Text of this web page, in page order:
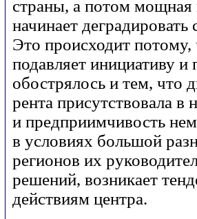
страны, а потом мощная
начинает
Это происходит
подавляет инициативу
обострялось и тем, что
рента присутствовала в
и предприимчивость
в условиях большой
регионов их
решений, возникает
действиям центра.